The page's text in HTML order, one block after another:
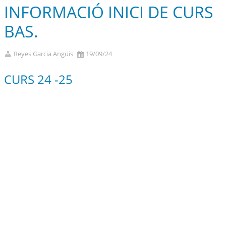
INFORMACIÓ INICI DE CURS
BAS.
Reyes Garcia Angüis 19/09/24
CURS 24 -25